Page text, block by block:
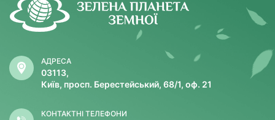
АДРЕСА
03113,
Київ, просп. Берестейський, 68/1, оф. 21
КОНТАКТНІ ТЕЛЕФОНИ